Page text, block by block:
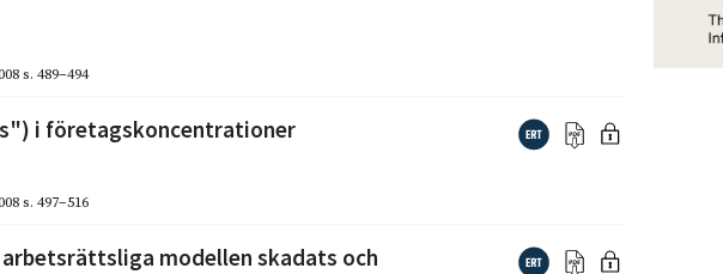
s. 489–494
i företagskoncentrationer
s. 497–516
modellen skadats och